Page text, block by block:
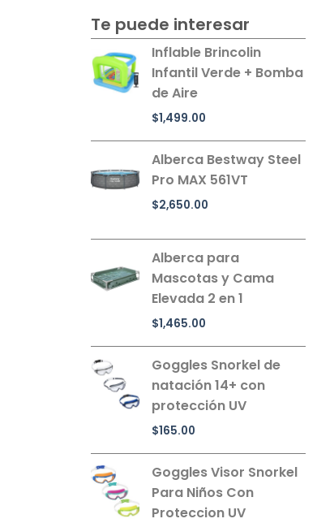
Te puede interesar
Inflable Brincolin
Infantil Verde + Bomba
de Aire
$1,499.00
Alberca Bestway Steel
Pro MAX 561VT
$2,650.00
Alberca para
Mascotas y Cama
Elevada 2 en 1
$1,465.00
Goggles Snorkel de
natación 14+ con
protección UV
$165.00
Goggles Visor Snorkel
Para Niños Con
Proteccion UV